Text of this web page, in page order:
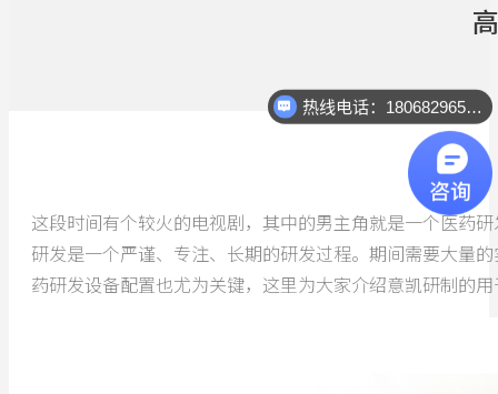
这段时间有个较火的电视剧，其中的男主角就是一个医药
研发是一个严谨、专注、长期的研发过程。期间需要大量
药研发设备配置也尤为关键，这里为大家介绍意凯研制的
热线电话：18068296512